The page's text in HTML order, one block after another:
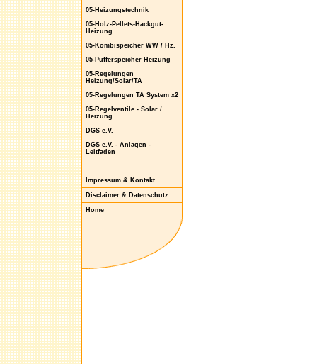
05-Heizungstechnik
05-Holz-Pellets-Hackgut-
Heizung
05-Kombispeicher WW / Hz.
05-Pufferspeicher Heizung
05-Regelungen
Heizung/Solar/TA
05-Regelungen TA System x2
05-Regelventile - Solar /
Heizung
DGS e.V.
DGS e.V. - Anlagen -
Leitfaden
Impressum & Kontakt
Disclaimer & Datenschutz
Home